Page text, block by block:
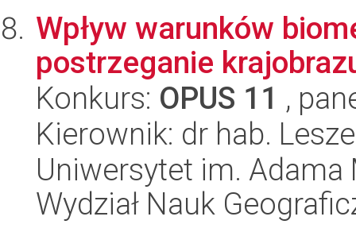
Wpływ warunków
postrzeganie
Konkurs: OPUS 11 ,
Kierownik: dr hab.
Uniwersytet im.
Wydział Nauk